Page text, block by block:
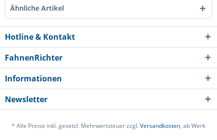
Ähnliche Artikel
Hotline & Kontakt
FahnenRichter
Informationen
Newsletter
* Alle Preise inkl. gesetzl. Mehrwertsteuer zzgl.Versandkosten, ab Werk